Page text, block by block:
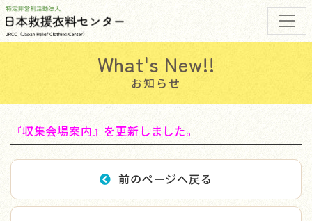
お知らせ
『収集会場案内』を更新しました。
前のページへ戻る